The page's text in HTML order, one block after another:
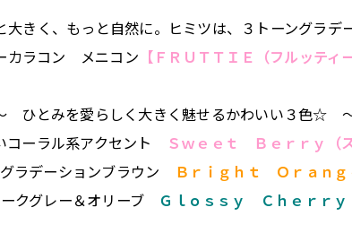
大きく、もっと自然に。ヒミツは、３トーングラデ
カラコン メニコン 【ＦＲＵＴＴＩＥ（フルッティ
ひとみを愛らしく大きく魅せるかわいい３色☆
コーラル系アクセント
Ｓｗｅｅｔ Ｂｅｒｒｙ（
ラデーションブラウン
Ｂｒｉｇｈｔ Ｏｒａｎｇ
クグレー＆オリーブ Ｇｌｏｓｓｙ Ｃｈｅｒｒｙ